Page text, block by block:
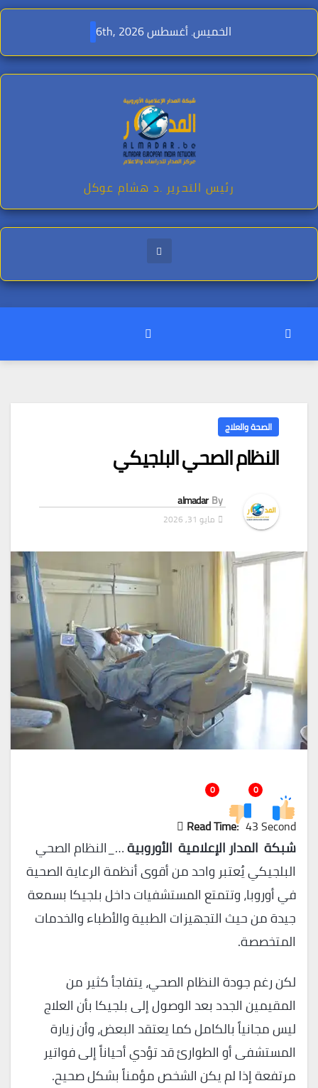
Skip
content
الخميس. أغسطس 6th, 2026
رئيس التحرير .د هشام عوكل
الصحة والعلاج
النظام الصحي البلجيكي
By
almadar
مايو 31, 2026
0
0
Read Time: 43 Second
شبكة المدار الإعلامية الأوروبية…_النظام الصحي
البلجيكي يُعتبر واحد من أقوى أنظمة الرعاية الصحية
في أوروبا، وتتمتع المستشفيات داخل بلجيكا بسمعة
جيدة من حيث التجهيزات الطبية والأطباء والخدمات
المتخصصة.
لكن رغم جودة النظام الصحي، يتفاجأ كثير من
المقيمين الجدد بعد الوصول إلى بلجيكا بأن العلاج
ليس مجانياً بالكامل كما يعتقد البعض، وأن زيارة
المستشفى أو الطوارئ قد تؤدي أحياناً إلى فواتير
مرتفعة إذا لم يكن الشخص مؤمناً بشكل صحيح.